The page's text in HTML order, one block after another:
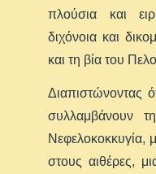
πλούσια και
διχόνοια και
και τη βία του
Διαπιστώνοντας
συλλαμβάνουν
Νεφελοκοκκυγία,
στους αιθέρες,